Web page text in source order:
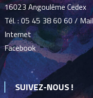
16023 Angoulême Cedex
Tél. :05 45 38 60 60/ Mail
Internet
Facebook
SUIVEZ-NOUS !